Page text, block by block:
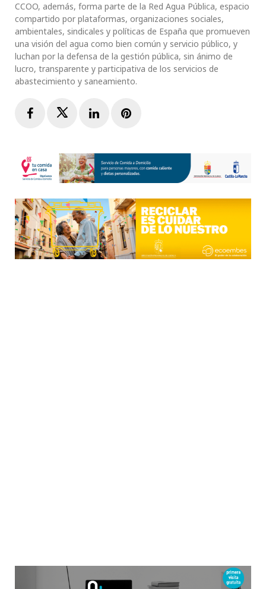
CCOO, además, forma parte de la Red Agua Pública, espacio
compartido por plataformas, organizaciones sociales,
ambientales, sindicales y políticas de España que promueven
una visión del agua como bien común y servicio público, y
luchan por la defensa de la gestión pública, sin ánimo de
lucro, transparente y participativa de los servicios de
abastecimiento y saneamiento.
FacebookTwitterLinkedInPinterest